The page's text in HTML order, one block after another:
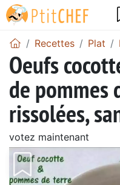
Recettes Plat
Oeufs
de pommes
rissolées,
votez maintenant